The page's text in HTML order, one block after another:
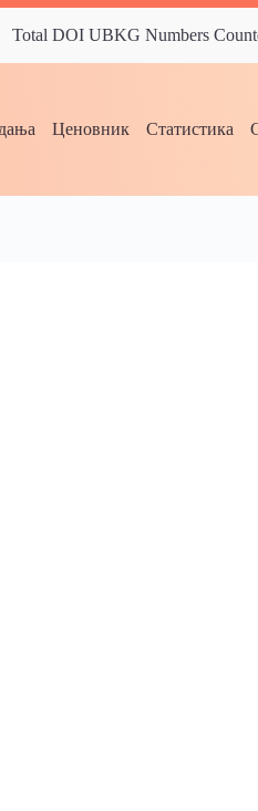
Total DOI UBKG Numbers
Ценовник Статистика